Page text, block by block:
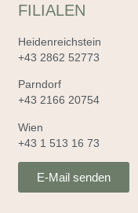
FILIALEN
Heidenreichstein
+43 2862 52773
Parndorf
+43 2166 20754
Wien
+43 1 513 16 73
E-Mail senden